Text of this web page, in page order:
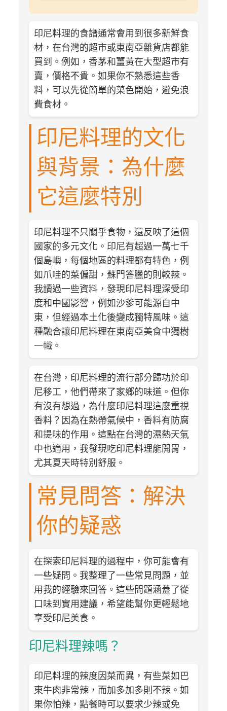
印尼料理的食譜通常會用到很多新鮮食
材，在台灣的超市或東南亞雜貨店都能
買到。例如，香茅和薑黃在大型超市有
賣，價格不貴。如果你不熟悉這些香
料，可以先從簡單的菜色開始，避免浪
費食材。
印尼料理的文化
與背景：為什麼
它這麼特別
印尼料理不只關乎食物，還反映了這個
國家的多元文化。印尼有超過一萬七千
個島嶼，每個地區的料理都有特色，例
如爪哇的菜偏甜，蘇門答臘的則較辣。
我讀過一些資料，發現印尼料理深受印
度和中國影響，例如沙爹可能源自中
東，但經過本土化後變成獨特風味。這
種融合讓印尼料理在東南亞美食中獨樹
一幟。
在台灣，印尼料理的流行部分歸功於印
尼移工，他們帶來了家鄉的味道。但你
有沒有想過，為什麼印尼料理這麼重視
香料？因為在熱帶氣候中，香料有防腐
和提味的作用。這點在台灣的濕熱天氣
中也適用，我發現吃印尼料理能開胃，
尤其夏天時特別舒服。
常見問答：解決
你的疑惑
在探索印尼料理的過程中，你可能會有
一些疑問。我整理了一些常見問題，並
用我的經驗來回答。這些問題涵蓋了從
口味到實用建議，希望能幫你更輕鬆地
享受印尼美食。
印尼料理辣嗎？
印尼料理的辣度因菜而異，有些菜如巴
東牛肉非常辣，而加多加多則不辣。如
果你怕辣，點餐時可以要求少辣或免